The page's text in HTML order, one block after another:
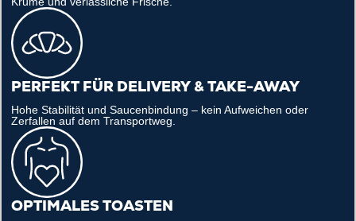
PERFEKT FÜR DELIVERY & TAKE-AWAY
Hohe Stabilität und Saucenbindung – kein Aufweichen oder
Zerfallen auf dem Transportweg.
OPTIMALES TOASTEN